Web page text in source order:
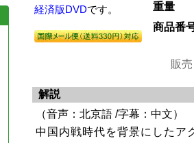
経済版DVDです。
重量
商品番
販
解説
（音声：北京語 /字幕：中文）
中国内戦時代を背景にしたア